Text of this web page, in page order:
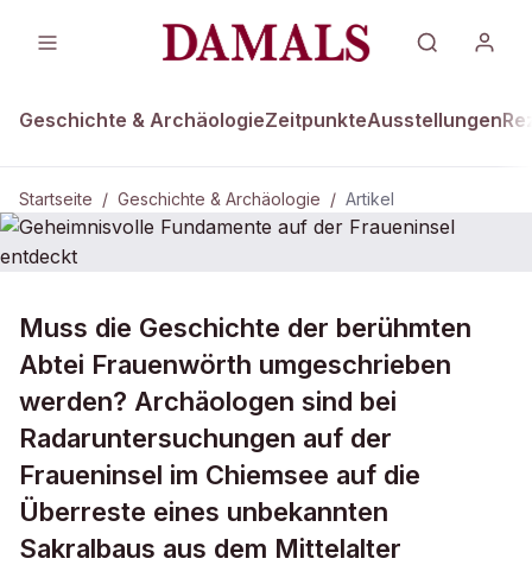
Geschichte & ArchäologieZeitpunkteAusstellungen
Startseite / Geschichte & Archäologie / Artikel
Geheimnisvolle Fundamente auf der
Fraueninsel entdeckt
Muss die Geschichte der berühmten
Abtei Frauenwörth umgeschrieben
werden? Archäologen sind bei
Radaruntersuchungen auf der
Fraueninsel im Chiemsee auf die
Überreste eines unbekannten
Sakralbaus aus dem Mittelalter